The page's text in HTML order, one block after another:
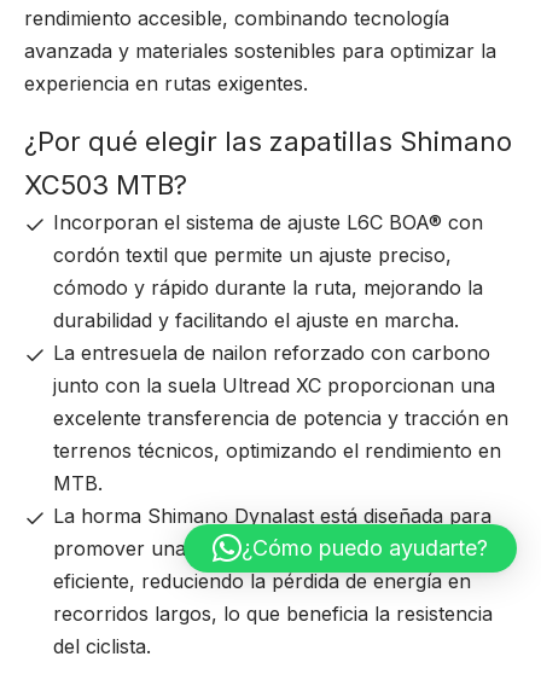
rendimiento accesible, combinando tecnología
avanzada y materiales sostenibles para optimizar la
experiencia en rutas exigentes.
¿Por qué elegir las zapatillas Shimano
XC503 MTB?
Incorporan el sistema de ajuste L6C BOA® con
cordón textil que permite un ajuste preciso,
cómodo y rápido durante la ruta, mejorando la
durabilidad y facilitando el ajuste en marcha.
La entresuela de nailon reforzado con carbono
junto con la suela Ultread XC proporcionan una
excelente transferencia de potencia y tracción en
terrenos técnicos, optimizando el rendimiento en
MTB.
La horma Shimano Dynalast está diseñada para
promover una carrera ascendente más suave y
eficiente, reduciendo la pérdida de energía en
recorridos largos, lo que beneficia la resistencia
del ciclista.
¿Cómo puedo ayudarte?